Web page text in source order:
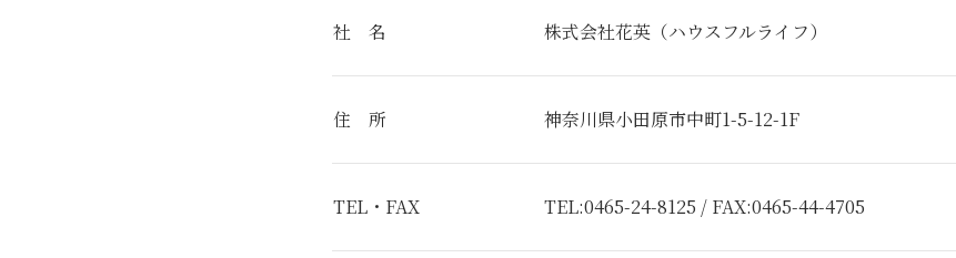
社 名 株式会社花英（ハウスフルライフ）
住 所 神奈川県小田原市中町1-5-12-1F
TEL・FAX TEL:0465-24-8125 / FAX:0465-44-4705